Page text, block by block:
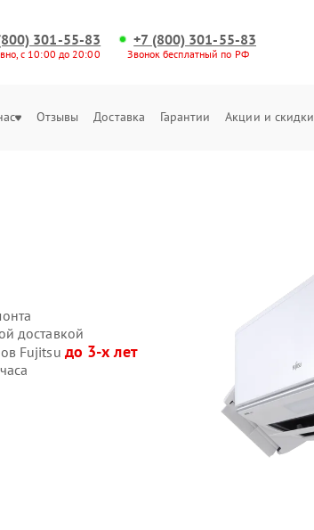
301-55-83
с 10:00 до 20:00
+7 (800) 301-55-83
Звонок бесплатный по РФ
Отзывы Доставка Гарантии Акции и скидки
доставкой
Fujitsu до 3-х лет